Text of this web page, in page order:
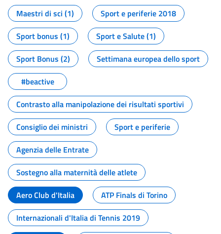
Maestri di sci (1)
Sport e periferie 2018
Sport bonus (1)
Sport e Salute (1)
Sport Bonus (2)
Settimana europea dello sport
#beactive
Contrasto alla manipolazione dei risultati sportivi
Consiglio dei ministri
Sport e periferie
Agenzia delle Entrate
Sostegno alla maternità delle atlete
Aero Club d'Italia
ATP Finals di Torino
Internazionali d'Italia di Tennis 2019